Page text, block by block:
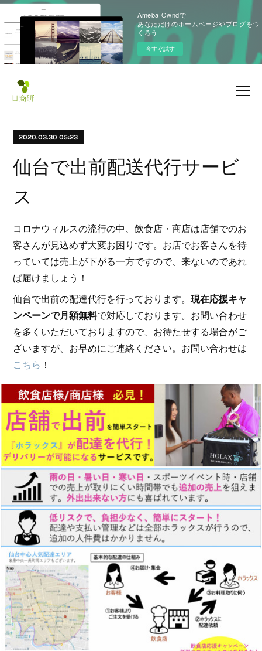
Ameba Owndで
あなただけのホームページやブログをつ
くろう
今すぐ試す
2020.03.30 05:23
仙台で出前配送代行サービ
ス
コロナウィルスの流行の中、飲食店・商店は店舗でのお
客さんが見込めず大変お困りです。お店でお客さんを待
っていては売上が下がる一方ですので、来ないのであれ
ば届けましょう！
仙台で出前の配達代行を行っております。現在応援キャ
ンペーンで月額無料で対応しております。お問い合わせ
を多くいただいておりますので、お待たせする場合がご
ざいますが、お早めにご連絡ください。お問い合わせは
こちら ！